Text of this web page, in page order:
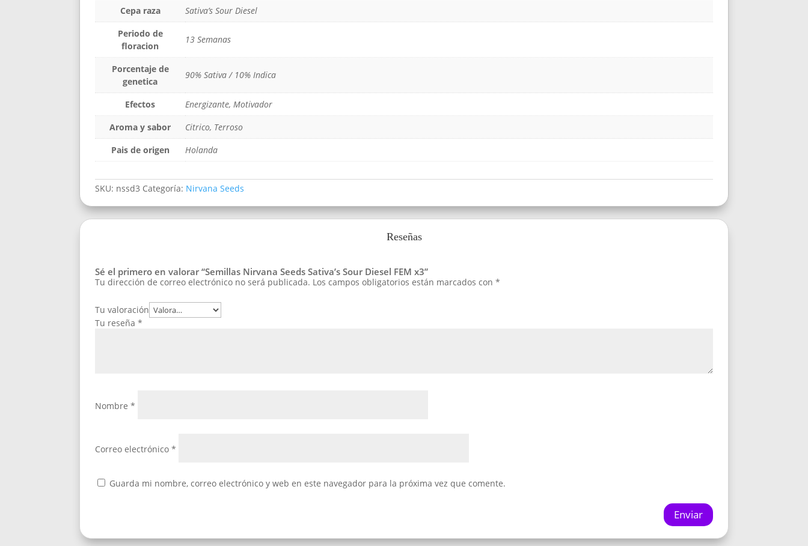
Cepa raza
Sativa’s Sour Diesel
Periodo de
floracion
13 Semanas
Porcentaje de
genetica
90% Sativa / 10% Indica
Efectos
Energizante, Motivador
Aroma y sabor
Citrico, Terroso
Pais de origen
Holanda
SKU: nssd3 Categoría: Nirvana Seeds
Reseñas
Sé el primero en valorar “Semillas Nirvana Seeds Sativa’s Sour Diesel FEM x3”
Tu dirección de correo electrónico no será publicada. Los campos obligatorios están marcados con *
Tu valoración
Tu reseña *
Nombre *
Correo electrónico *
Guarda mi nombre, correo electrónico y web en este navegador para la próxima vez que comente.
Enviar